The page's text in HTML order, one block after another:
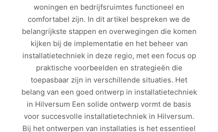
woningen en bedrijfsruimtes functioneel en
comfortabel zijn. In dit artikel bespreken we de
belangrijkste stappen en overwegingen die komen
kijken bij de implementatie en het beheer van
installatietechniek in deze regio, met een focus op
praktische voorbeelden en strategieën die
toepasbaar zijn in verschillende situaties. Het
belang van een goed ontwerp in installatietechniek
in Hilversum Een solide ontwerp vormt de basis
voor succesvolle installatietechniek in Hilversum.
Bij het ontwerpen van installaties is het essentieel